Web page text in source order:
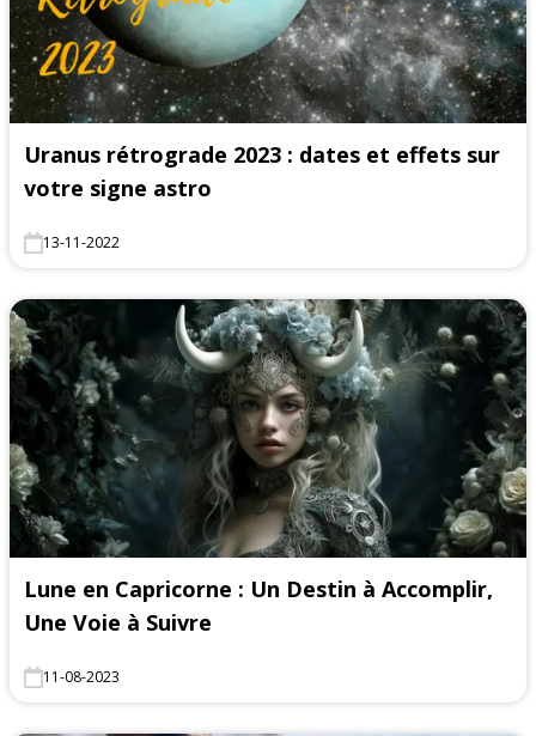
Uranus rétrograde 2023 : dates et effets sur
votre signe astro
13-11-2022
Lune en Capricorne : Un Destin à Accomplir,
Une Voie à Suivre
11-08-2023